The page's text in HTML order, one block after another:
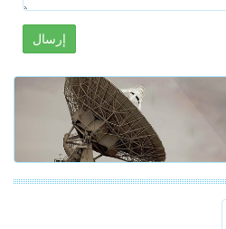
إرسال